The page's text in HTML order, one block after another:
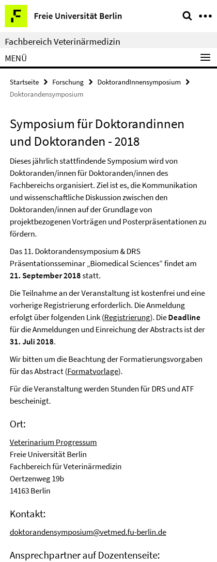
Springe
direkt
zu
Inhalt
Freie Universität Berlin
Service-
Navigation
Fachbereich Veterinärmedizin
MENÜ
Startseite Forschung
DoktorandInnensymposium
Doktorandensymposium
Symposium für Doktorandinnen
und Doktoranden - 2018
Dieses jährlich stattfindende Symposium wird von
Doktoranden/innen für Doktoranden/innen des
Fachbereichs organisiert. Ziel ist es, die Kommunikation
und wissenschaftliche Diskussion zwischen den
Doktoranden/innen auf der Grundlage von
projektbezogenen Vorträgen und Posterpräsentationen zu
fördern.
Das 11. Doktorandensymposium & DRS
Präsentationsseminar „Biomedical Sciences“ findet am
21. September 2018statt.
Die Teilnahme an der Veranstaltung ist kostenfrei und eine
vorherige Registrierung erforderlich. Die Anmeldung
erfolgt über folgenden Link (Registrierung). DieDeadline
für die Anmeldungen und Einreichung der Abstracts ist der
31. Juli 2018.
Wir bitten um die Beachtung der Formatierungsvorgaben
für das Abstract (Formatvorlage).
Für die Veranstaltung werden Stunden für DRS und ATF
bescheinigt.
Ort:
Veterinarium Progressum
Freie Universität Berlin
Fachbereich für Veterinärmedizin
Oertzenweg 19b
14163 Berlin
Kontakt:
doktorandensymposium@vetmed.fu-berlin.de
Ansprechpartner auf Dozentenseite: